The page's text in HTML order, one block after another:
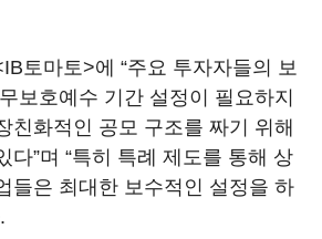
토마토>에 “주요 투자자들의 보
보호예수 기간 설정이 필요하지
친화적인 공모 구조를 짜기 위해
다”며 “특히 특례 제도를 통해 상
들은 최대한 보수적인 설정을 하